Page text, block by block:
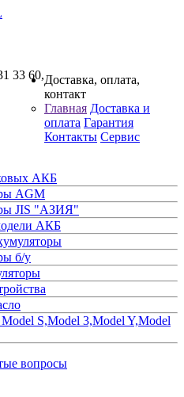
33 60,Доставка, оплата,
контакт
Главная Доставка и
оплата Гарантия
Контакты Сервис
АКБ
AGM
JIS "АЗИЯ"
АКБ
б/у
S,Model 3,Model Y,Model